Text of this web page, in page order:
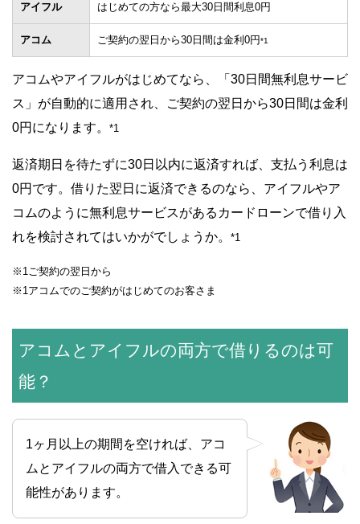
アイフル はじめての方なら最大30日間利息0円
アコム ご契約の翌日から30日間は金利0円*1
アコムやアイフルがはじめてなら、「30日間無利息サービ
ス」が自動的に適用され、ご契約の翌日から30日間は金利
0円になります。 *1
返済期日を待たずに30日以内に返済すれば、支払う利息は
0円です。借りた翌日に返済できるのなら、アイフルやア
コムのように無利息サービスがあるカードローンで借り入
れを検討されてはいかがでしょうか。 *1
※1ご契約の翌日から
※1アコムでのご契約がはじめてのお客さま
アコムとアイフルの両方で借りるのは可
能？
1ヶ月以上の期間を空ければ、アコ
ムとアイフルの両方で借入できる可
能性があります。